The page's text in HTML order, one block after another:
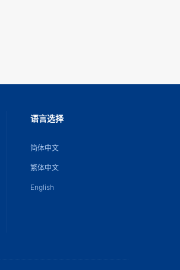
语言选择
简体中文
繁体中文
English